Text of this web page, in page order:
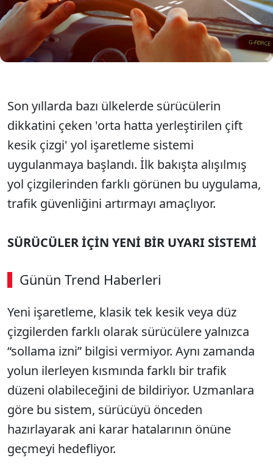
trafik akışında farklı bir düzenin habercisi
olarak değerlendiriliyor.
Son yıllarda bazı ülkelerde sürücülerin
dikkatini çeken 'orta hatta yerleştirilen çift
kesik çizgi' yol işaretleme sistemi
uygulanmaya başlandı. İlk bakışta alışılmış
yol çizgilerinden farklı görünen bu uygulama,
trafik güvenliğini artırmayı amaçlıyor.
SÜRÜCÜLER İÇİN YENİ BİR UYARI SİSTEMİ
Günün Trend Haberleri
00:02 / 09:15
Sesi Aç
Yeni işaretleme, klasik tek kesik veya düz
çizgilerden farklı olarak sürücülere yalnızca
“sollama izni” bilgisi vermiyor. Aynı zamanda
yolun ilerleyen kısmında farklı bir trafik
düzeni olabileceğini de bildiriyor. Uzmanlara
göre bu sistem, sürücüyü önceden
hazırlayarak ani karar hatalarının önüne
geçmeyi hedefliyor.